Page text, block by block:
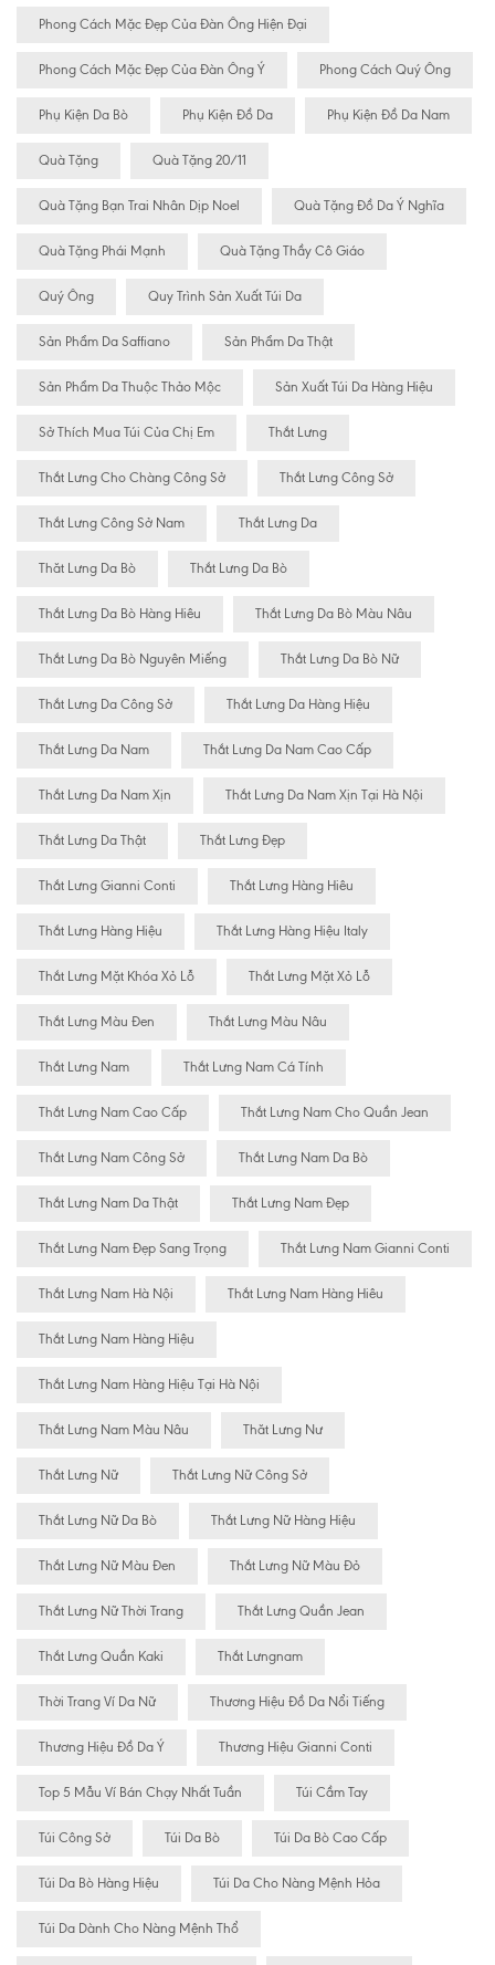
Phong Cách Mặc Đẹp Của Đàn Ông Hiện Đại
Phong Cách Mặc Đẹp Của Đàn Ông Ý Phong Cách Quý Ông
Phụ Kiện Da Bò Phụ Kiện Đồ Da Phụ Kiện Đồ Da Nam
Quà Tặng Quà Tặng 20/11
Quà Tặng Bạn Trai Nhân Dịp Noel Quà Tặng Đồ Da Ý Nghĩa
Quà Tặng Phái Mạnh Quà Tặng Thầy Cô Giáo
Quý Ông Quy Trình Sản Xuất Túi Da
Sản Phẩm Da Saffiano Sản Phẩm Da Thật
Sản Phẩm Da Thuộc Thảo Mộc Sản Xuất Túi Da Hàng Hiệu
Sở Thích Mua Túi Của Chị Em Thắt Lưng
Thắt Lưng Cho Chàng Công Sở Thắt Lưng Công Sở
Thắt Lưng Công Sở Nam Thắt Lưng Da
Thăt Lưng Da Bò Thắt Lưng Da Bò
Thắt Lưng Da Bò Hàng Hiêu Thắt Lưng Da Bò Màu Nâu
Thắt Lưng Da Bò Nguyên Miếng Thắt Lưng Da Bò Nữ
Thắt Lưng Da Công Sở Thắt Lưng Da Hàng Hiệu
Thắt Lưng Da Nam Thắt Lưng Da Nam Cao Cấp
Thắt Lưng Da Nam Xịn Thắt Lưng Da Nam Xịn Tại Hà Nội
Thắt Lưng Da Thật Thắt Lưng Đẹp
Thắt Lưng Gianni Conti Thắt Lưng Hàng Hiêu
Thắt Lưng Hàng Hiệu Thắt Lưng Hàng Hiệu Italy
Thắt Lưng Mặt Khóa Xỏ Lỗ Thắt Lưng Mặt Xỏ Lỗ
Thắt Lưng Màu Đen Thắt Lưng Màu Nâu
Thắt Lưng Nam Thắt Lưng Nam Cá Tính
Thắt Lưng Nam Cao Cấp Thắt Lưng Nam Cho Quần Jean
Thắt Lưng Nam Công Sở Thắt Lưng Nam Da Bò
Thắt Lưng Nam Da Thật Thắt Lưng Nam Đẹp
Thắt Lưng Nam Đẹp Sang Trọng Thắt Lưng Nam Gianni Conti
Thắt Lưng Nam Hà Nội Thắt Lưng Nam Hàng Hiêu
Thắt Lưng Nam Hàng Hiệu
Thắt Lưng Nam Hàng Hiệu Tại Hà Nội
Thắt Lưng Nam Màu Nâu Thăt Lưng Nư
Thắt Lưng Nữ Thắt Lưng Nữ Công Sở
Thắt Lưng Nữ Da Bò Thắt Lưng Nữ Hàng Hiệu
Thắt Lưng Nữ Màu Đen Thắt Lưng Nữ Màu Đỏ
Thắt Lưng Nữ Thời Trang Thắt Lưng Quần Jean
Thắt Lưng Quần Kaki Thắt Lưngnam
Thời Trang Ví Da Nữ Thương Hiệu Đồ Da Nổi Tiếng
Thương Hiệu Đồ Da Ý Thương Hiệu Gianni Conti
Top 5 Mẫu Ví Bán Chạy Nhất Tuần Túi Cầm Tay
Túi Công Sở Túi Da Bò Túi Da Bò Cao Cấp
Túi Da Bò Hàng Hiệu Túi Da Cho Nàng Mệnh Hỏa
Túi Da Dành Cho Nàng Mệnh Thổ